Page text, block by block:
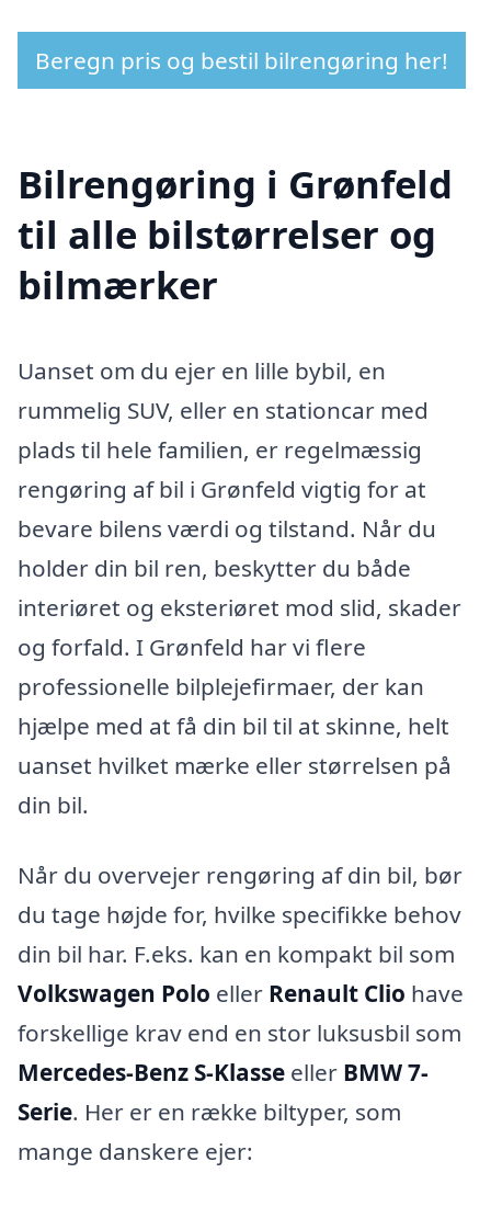
Beregn pris og bestil bilrengøring her!
Bilrengøring i Grønfeld
til alle bilstørrelser og
bilmærker
Uanset om du ejer en lille bybil, en
rummelig SUV, eller en stationcar med
plads til hele familien, er regelmæssig
rengøring af bil i Grønfeld vigtig for at
bevare bilens værdi og tilstand. Når du
holder din bil ren, beskytter du både
interiøret og eksteriøret mod slid, skader
og forfald. I Grønfeld har vi flere
professionelle bilplejefirmaer, der kan
hjælpe med at få din bil til at skinne, helt
uanset hvilket mærke eller størrelsen på
din bil.
Når du overvejer rengøring af din bil, bør
du tage højde for, hvilke specifikke behov
din bil har. F.eks. kan en kompakt bil som
Volkswagen Polo eller Renault Clio have
forskellige krav end en stor luksusbil som
Mercedes-Benz S-Klasse eller BMW 7-
Serie. Her er en række biltyper, som
mange danskere ejer: